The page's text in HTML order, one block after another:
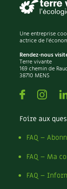
Une entreprise
actrice de
Rendez-nous
Terre vivante
169 chemin de
38710 MENS
Facebook
Foire aux
FAQ –
FAQ – Ma
FAQ –